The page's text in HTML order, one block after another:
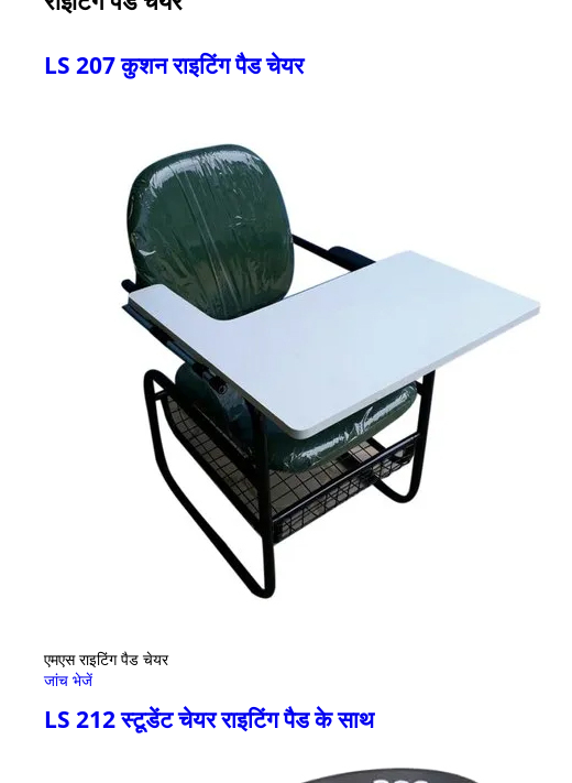
LS 207 कुशन राइटिंग पैड चेयर
एमएस राइटिंग पैड चेयर
जांच भेजें
LS 212 स्टूडेंट चेयर राइटिंग पैड के साथ